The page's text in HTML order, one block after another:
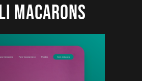
Macarons